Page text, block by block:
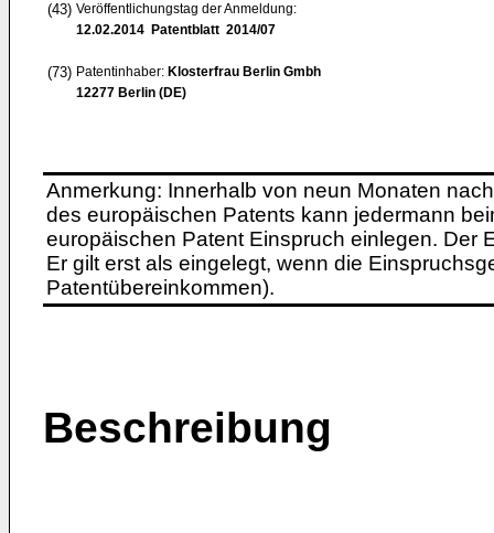
(43) Veröffentlichungstag der Anmeldung:
12.02.2014 Patentblatt 2014/07
(73) Patentinhaber: Klosterfrau Berlin Gmbh
12277 Berlin (DE)
Anmerkung: Innerhalb von neun Monaten
des europäischen Patents kann jedermann
europäischen Patent Einspruch einlegen. Der
Er gilt erst als eingelegt, wenn die
Patentübereinkommen).
Beschreibung